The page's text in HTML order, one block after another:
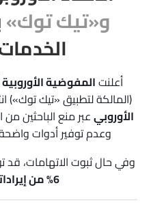
و«تيك توك»
أعلنتالمفوضية الأوروبية
(المالكة لتطبيق «تيك توك»)
الأوروبيعبر منع الباحثين
وعدم توفير أدوات
وفي حال ثبوت الاتهامات، قد
6% من إيراداتهما السنوية